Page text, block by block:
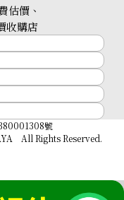
收價
估價、
收購店
號
All Rights Reserved.